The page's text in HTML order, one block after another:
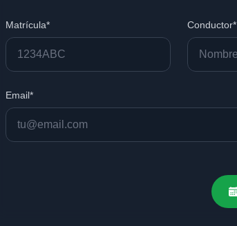
Matrícula* Conductor*
Email*